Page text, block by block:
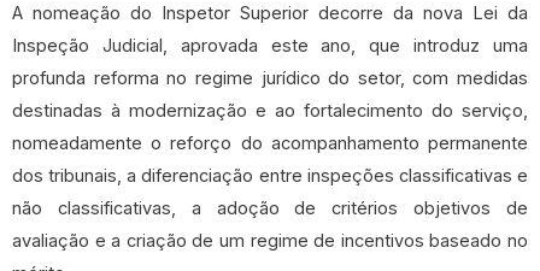
A nomeação do Inspetor Superior decorre da nova Lei da
Inspeção Judicial, aprovada este ano, que introduz uma
profunda reforma no regime jurídico do setor, com medidas
destinadas à modernização e ao fortalecimento do serviço,
nomeadamente o reforço do acompanhamento permanente
dos tribunais, a diferenciação entre inspeções classificativas e
não classificativas, a adoção de critérios objetivos de
avaliação e a criação de um regime de incentivos baseado no